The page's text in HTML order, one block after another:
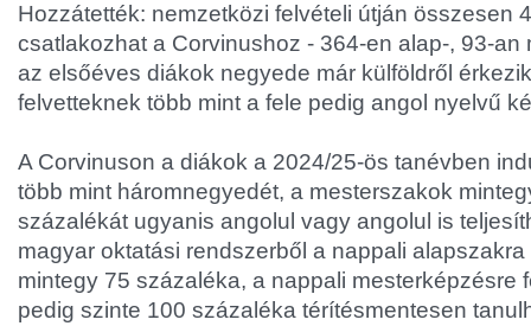
Hozzátették: nemzetközi felvételi útján összesen
csatlakozhat a Corvinushoz - 364-en alap-, 93-an
az elsőéves diákok negyede már külföldről
felvetteknek több mint a fele pedig angol nyelvű
A Corvinuson a diákok a 2024/25-ös tanévben
több mint háromnegyedét, a mesterszakok
százalékát ugyanis angolul vagy angolul is
magyar oktatási rendszerből a nappali
mintegy 75 százaléka, a nappali mesterképzésre
pedig szinte 100 százaléka térítésmentesen